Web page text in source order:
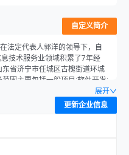
自定义简介
法定代表人郭洋的领导下，自
技术服务业领域积累了7年经
省济宁市任城区古槐街道环城
围主要包括一般项目:软件开发;
务;智能控制系统集成;人工智能行
受金融机构委托从事信息技术
据处理和存储支持服务;大数据
备销售;安全技术防范系统设计
硬件及辅助设备批发;计算机软
展开
更新企业信息